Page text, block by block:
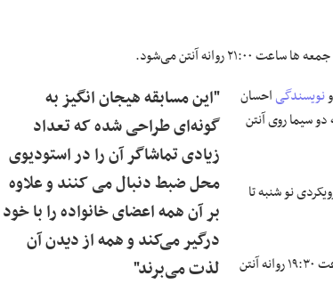
آنتن می‌شود.
"این مسابقه هیجان انگیز به
گونه‌ای طراحی شده که تعداد
زیادی تماشاگر آن را در استودیوی
محل ضبط دنبال می کنند و علاوه
بر آن همه اعضای خانواده را با خود
درگیر می‌کند و همه از دیدن آن
لذت می‌برند"
نویسندگیاحسان
و قسمت نخست آن جمعه ۳۰ خرداد ساعت ۲۱:۰۰ از شبکه دو سیما روی آنتن
نو شنبه تا
«میخچه» به تهیه‌کنندگی حسین زارع با نگاهی طنز و انتقادی به فضای مجازی سه‌شنبه ها ساعت ۱۹:۳۰ روانه آنتن